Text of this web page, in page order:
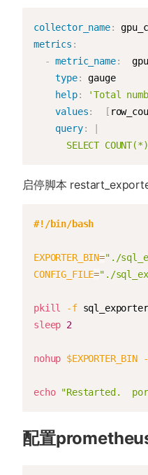
collector_name:
metrics :
- metric_name:
type:
gauge
help:
'Total
values: [
query:
SELECT
启停脚本
#!/bin/bash
EXPORTER_BIN="./
CONFIG_FILE="./
pkill -f
sleep 2
nohup $EXPORTER_BIN
echo "Restarted.
配置